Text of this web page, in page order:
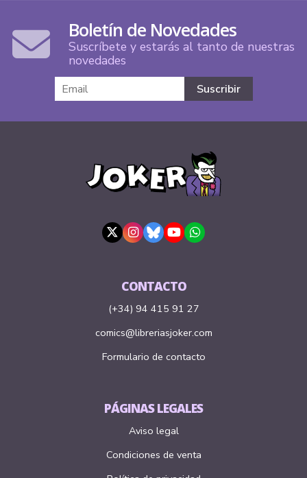
Boletín de Novedades
Suscríbete y estarás al tanto de nuestras
novedades
CONTACTO
(+34) 94 415 91 27
comics@libreriasjoker.com
Formulario de contacto
PÁGINAS LEGALES
Aviso legal
Condiciones de venta